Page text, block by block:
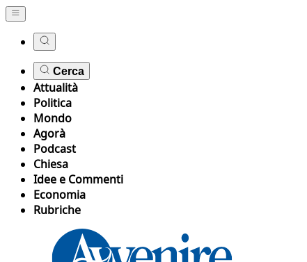
Cerca
Attualità
Politica
Mondo
Agorà
Podcast
Chiesa
Idee e Commenti
Economia
Rubriche